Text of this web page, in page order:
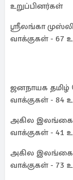
உறுப்பினர்கள்
ஶ்ரீலங்கா
வாக்குகள் - 67
ஜனநாயக தமிழ்
வாக்குகள் - 84
அகில இலங்கை
வாக்குகள் - 41
அகில இலங்கை
வாக்குகள் - 73